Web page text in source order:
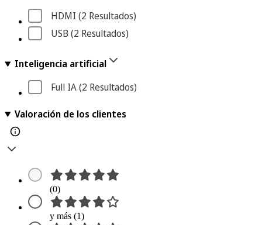
HDMI (2 Resultados)
USB (2 Resultados)
Inteligencia artificial
Full IA (2 Resultados)
Valoración de los clientes
(0)
y más (1)